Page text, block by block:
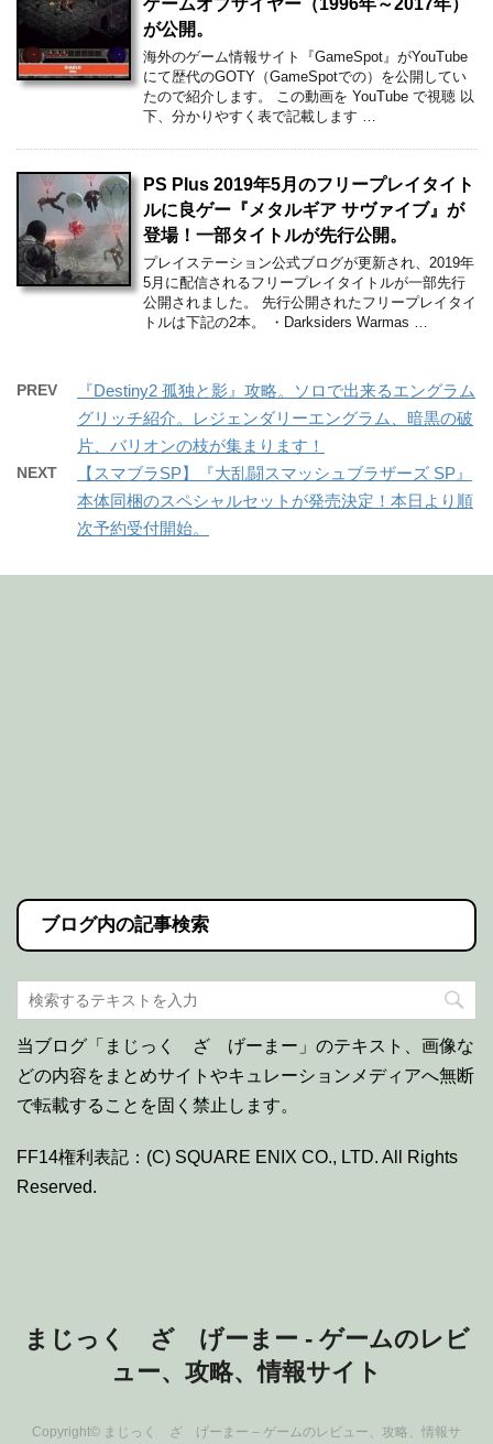
ゲームオブザイヤー（1996年～2017年）
が公開。
海外のゲーム情報サイト『GameSpot』がYouTube
にて歴代のGOTY（GameSpotでの）を公開してい
たので紹介します。 この動画を YouTube で視聴 以
下、分かりやすく表で記載します …
PS Plus 2019年5月のフリープレイタイト
ルに良ゲー『メタルギア サヴァイブ』が
登場！一部タイトルが先行公開。
プレイステーション公式ブログが更新され、2019年
5月に配信されるフリープレイタイトルが一部先行
公開されました。 先行公開されたフリープレイタイ
トルは下記の2本。 ・Darksiders Warmas …
PREV
『Destiny2 孤独と影』攻略。ソロで出来るエングラム
グリッチ紹介。レジェンダリーエングラム、暗黒の破
片、バリオンの枝が集まります！
NEXT
【スマブラSP】『大乱闘スマッシュブラザーズ SP』
本体同梱のスペシャルセットが発売決定！本日より順
次予約受付開始。
ブログ内の記事検索
当ブログ「まじっく ざ げーまー」のテキスト、画像な
どの内容をまとめサイトやキュレーションメディアへ無断
で転載することを固く禁止します。
FF14権利表記：(C) SQUARE ENIX CO., LTD. All Rights
Reserved.
まじっく ざ げーまー - ゲームのレビ
ュー、攻略、情報サイト
Copyright© まじっく ざ げーまー – ゲームのレビュー、攻略、情報サ